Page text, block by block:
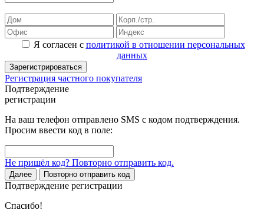
Я согласен с политикой в отношении персональных
данных
Зарегистрироваться
Регистрация частного покупателя
Подтверждение
регистрации
На ваш телефон отправлено SMS с кодом подтверждения.
Просим ввести код в поле:
Не пришёл код? Повторно отправить код.
Далее Повторно отправить код
Подтверждение регистрации
Спасибо!